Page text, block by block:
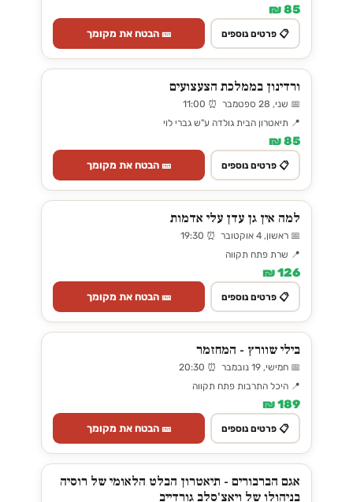
85 ₪
📋 פרטים נוספים 🎫 הבטח את מקומך
ורדינון בממלכת הצעצועים
📅 שני, 28 ספטמבר ⏰ 11:00
📍 תיאטרון הבית גולדה ע"ש גברי לוי
85 ₪
📋 פרטים נוספים 🎫 הבטח את מקומך
למה אין גן עדן עלי אדמות
📅 ראשון, 4 אוקטובר ⏰ 19:30
📍 שרת פתח תקווה
126 ₪
📋 פרטים נוספים 🎫 הבטח את מקומך
בילי שוורץ - המחזמר
📅 חמישי, 19 נובמבר ⏰ 20:30
📍 היכל התרבות פתח תקווה
189 ₪
📋 פרטים נוספים 🎫 הבטח את מקומך
אגם הברבורים - תיאטרון הבלט הלאומי של רוסיה
בניהולו של ויאצ'סלב גורדייב